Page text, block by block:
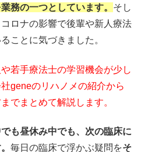
務の一つとしています。 そし
ロナの影響で後輩や新人療法
ことに気づきました。
若手療法士の学習機会が少し
geneのリハノメの紹介から
でまとめて解説します。
も昼休み中でも、次の臨床に
毎日の臨床で浮かぶ疑問をそ